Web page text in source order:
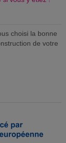
choisi la bonne
de votre